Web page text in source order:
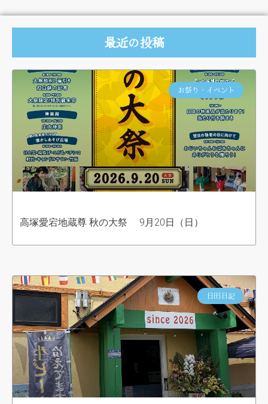
最近の投稿
お祭り・イベント
高塚愛宕地蔵尊 秋の大祭 9月20日（日）
日田日記